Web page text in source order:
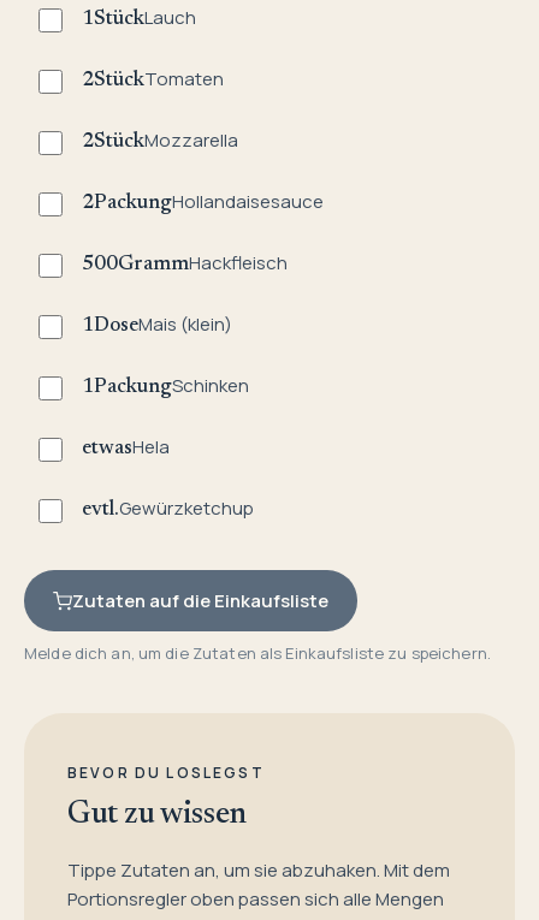
1StückLauch
2StückTomaten
2StückMozzarella
2PackungHollandaisesauce
500GrammHackfleisch
1DoseMais (klein)
1PackungSchinken
etwasHela
evtl.Gewürzketchup
Zutaten auf die Einkaufsliste
Melde dich an, um die Zutaten als Einkaufsliste zu speichern.
BEVOR DU LOSLEGST
Gut zu wissen
Tippe Zutaten an, um sie abzuhaken. Mit dem
Portionsregler oben passen sich alle Mengen